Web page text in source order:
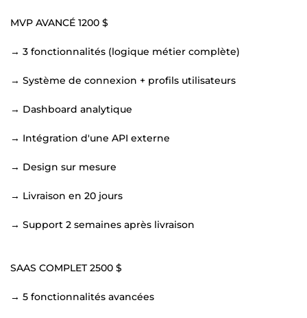
MVP AVANCÉ 1200 $
→ 3 fonctionnalités (logique métier complète)
→ Système de connexion + profils utilisateurs
→ Dashboard analytique
→ Intégration d'une API externe
→ Design sur mesure
→ Livraison en 20 jours
→ Support 2 semaines après livraison
SAAS COMPLET 2500 $
→ 5 fonctionnalités avancées